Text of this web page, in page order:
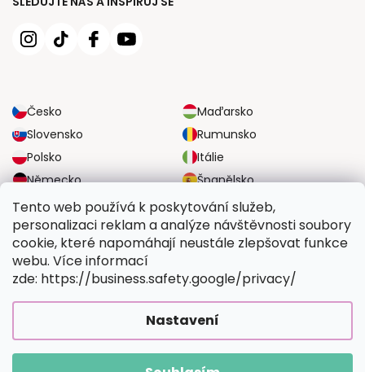
Tento web používá k poskytování služeb,
personalizaci reklam a analýze návštěvnosti soubory
cookie, které napomáhají neustále zlepšovat funkce
webu. Více informací
zde: https://business.safety.google/privacy/
Nastavení
Česko
Maďarsko
Slovensko
Rumunsko
Polsko
Itálie
Německo
Španělsko
Velká Británie
Rakousko
SPOLEHLIVÉ MOŽNOSTI DOPRAVY
BEZPEČNÉ MOŽNOSTI PLATBY